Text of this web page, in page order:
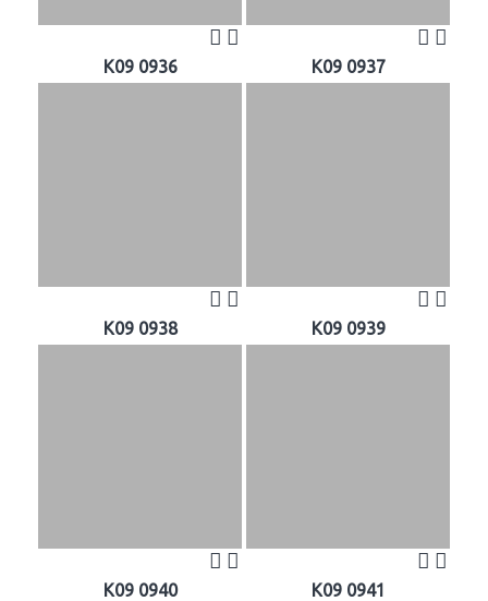
K09 0936 K09 0937
K09 0938 K09 0939
K09 0940 K09 0941